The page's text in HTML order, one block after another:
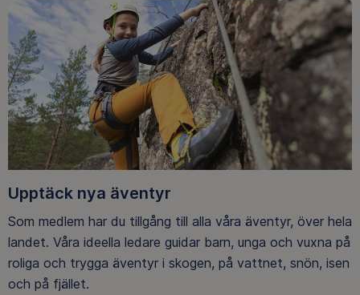
Upptäck nya äventyr
Som medlem har du tillgång till alla våra äventyr, över hela
landet. Våra ideella ledare guidar barn, unga och vuxna på
roliga och trygga äventyr i skogen, på vattnet, snön, isen
och på fjället.